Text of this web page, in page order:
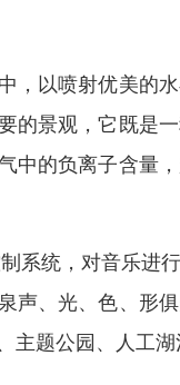
，以喷射优美的
的景观，它既是
中的负离子含量
系统，对音乐进
声、光、色、形
题公园、人工湖